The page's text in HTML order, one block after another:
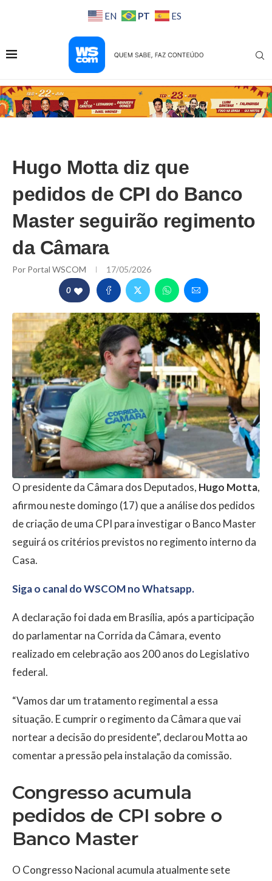
EN PT ES
Hugo Motta diz que
pedidos de CPI do Banco
Master seguirão regimento
da Câmara
Por Portal WSCOM 17/05/2026
0
O presidente da Câmara dos Deputados, Hugo Motta,
afirmou neste domingo (17) que a análise dos pedidos
de criação de uma CPI para investigar o Banco Master
seguirá os critérios previstos no regimento interno da
Casa.
Siga o canal do WSCOM no Whatsapp.
A declaração foi dada em Brasília, após a participação
do parlamentar na Corrida da Câmara, evento
realizado em celebração aos 200 anos do Legislativo
federal.
“Vamos dar um tratamento regimental a essa
situação. E cumprir o regimento da Câmara que vai
nortear a decisão do presidente”, declarou Motta ao
comentar a pressão pela instalação da comissão.
Congresso acumula
pedidos de CPI sobre o
Banco Master
O Congresso Nacional acumula atualmente sete